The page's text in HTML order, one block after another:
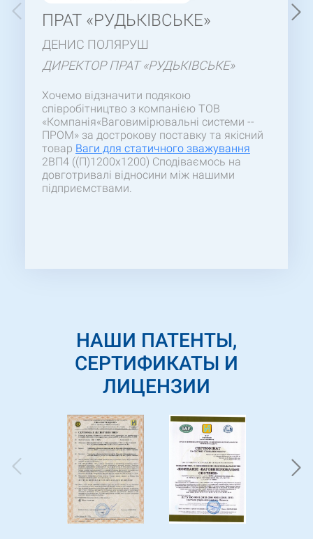
ПРАТ «РУДЬКІВСЬКЕ»
ДЕНИС ПОЛЯРУШ
ДИРЕКТОР ПРАТ «РУДЬКІВСЬКЕ»
Хочемо відзначити подякою
співробітництво з компанією ТОВ
«Компанія«Ваговимірювальні системи --
ПРОМ» за дострокову поставку та якісний
товар Ваги для статичного зважування
2ВП4 ((П)1200х1200) Сподіваємось на
довготривалі відносини між нашими
підприємствами.
НАШИ ПАТЕНТЫ,
СЕРТИФИКАТЫ И
ЛИЦЕНЗИИ